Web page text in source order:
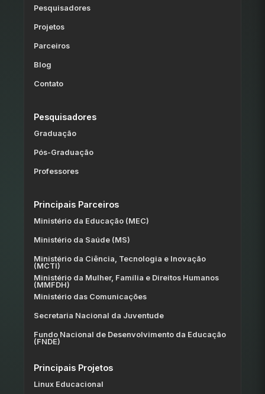
Pesquisadores
Projetos
Parceiros
Blog
Contato
Pesquisadores
Graduação
Pós-Graduação
Professores
Principais Parceiros
Ministério da Educação (MEC)
Ministério da Saúde (MS)
Ministério da Ciência, Tecnologia e Inovação
(MCTI)
Ministério da Mulher, Família e Direitos Humanos
(MMFDH)
Ministério das Comunicações
Secretaria Nacional da Juventude
Fundo Nacional de Desenvolvimento da Educação
(FNDE)
Principais Projetos
Linux Educacional